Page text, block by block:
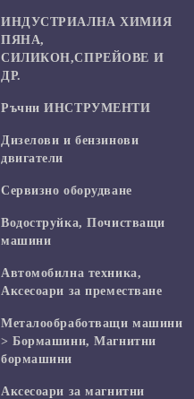
ИНДУСТРИАЛНА ХИМИЯ
ПЯНА,
СИЛИКОН,СПРЕЙОВЕ И
ДР.
Ръчни ИНСТРУМЕНТИ
Дизелови и бензинови
двигатели
Сервизно оборудване
Водоструйка, Почистващи
машини
Автомобилна техника,
Аксесоари за преместване
Mеталообработващи машини
> Бормашини, Магнитни
бормашини
Аксесоари за магнитни